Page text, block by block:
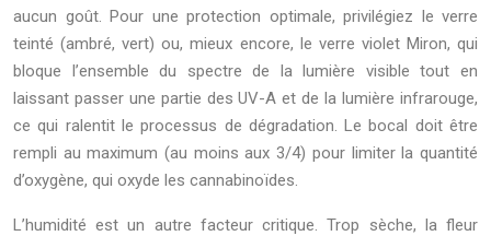
aucun goût. Pour une protection optimale, privilégiez le verre
teinté (ambré, vert) ou, mieux encore, le verre violet Miron, qui
bloque l’ensemble du spectre de la lumière visible tout en
laissant passer une partie des UV-A et de la lumière infrarouge,
ce qui ralentit le processus de dégradation. Le bocal doit être
rempli au maximum (au moins aux 3/4) pour limiter la quantité
d’oxygène, qui oxyde les cannabinoïdes.
L’humidité est un autre facteur critique. Trop sèche, la fleur